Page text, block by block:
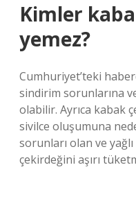
Kimler
yemez?
Cumhuriyet’teki
sindirim sorunlarına
olabilir. Ayrıca kabak
sivilce oluşumuna
sorunları olan ve
çekirdeğini aşırı